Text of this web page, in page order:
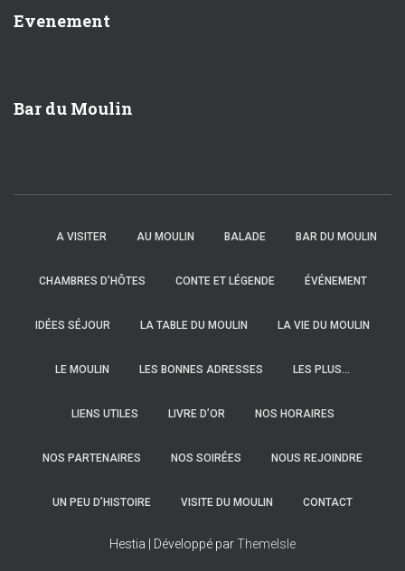
Evenement
Bar du Moulin
A VISITER AU MOULIN BALADE BAR DU MOULIN
CHAMBRES D’HÔTES CONTE ET LÉGENDE ÉVÉNEMENT
IDÉES SÉJOUR LA TABLE DU MOULIN LA VIE DU MOULIN
LE MOULIN LES BONNES ADRESSES LES PLUS…
LIENS UTILES LIVRE D’OR NOS HORAIRES
NOS PARTENAIRES NOS SOIRÉES NOUS REJOINDRE
UN PEU D’HISTOIRE VISITE DU MOULIN CONTACT
Hestia | Développé parThemeIsle